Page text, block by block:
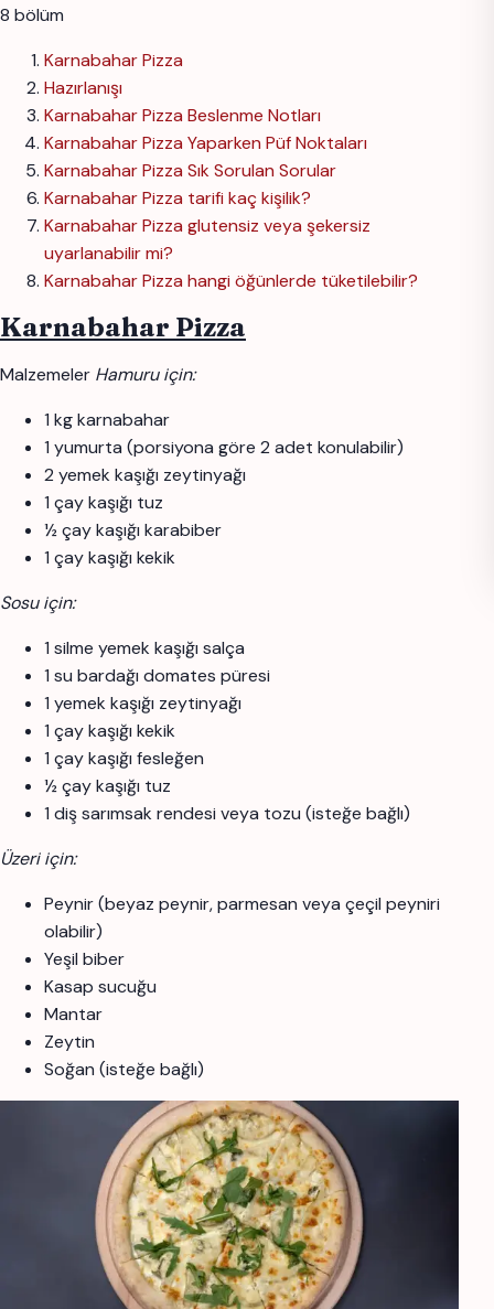
8 bölüm
Karnabahar Pizza
Hazırlanışı
Karnabahar Pizza Beslenme Notları
Karnabahar Pizza Yaparken Püf Noktaları
Karnabahar Pizza Sık Sorulan Sorular
Karnabahar Pizza tarifi kaç kişilik?
Karnabahar Pizza glutensiz veya şekersiz
uyarlanabilir mi?
Karnabahar Pizza hangi öğünlerde tüketilebilir?
Karnabahar Pizza
Malzemeler Hamuru için:
1 kg karnabahar
1 yumurta (porsiyona göre 2 adet konulabilir)
2 yemek kaşığı zeytinyağı
1 çay kaşığı tuz
½ çay kaşığı karabiber
1 çay kaşığı kekik
Sosu için:
1 silme yemek kaşığı salça
1 su bardağı domates püresi
1 yemek kaşığı zeytinyağı
1 çay kaşığı kekik
1 çay kaşığı fesleğen
½ çay kaşığı tuz
1 diş sarımsak rendesi veya tozu (isteğe bağlı)
Üzeri için:
Peynir (beyaz peynir, parmesan veya çeçil peyniri
olabilir)
Yeşil biber
Kasap sucuğu
Mantar
Zeytin
Soğan (isteğe bağlı)